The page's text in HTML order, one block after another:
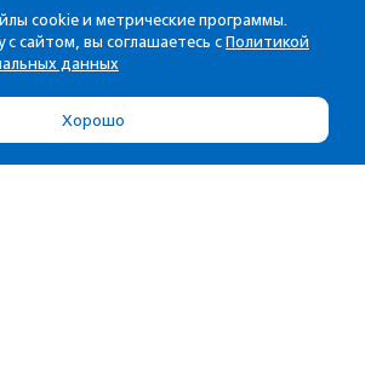
cookie и метрические программы.
сайтом, вы соглашаетесь с Политикой
данных
Хорошо